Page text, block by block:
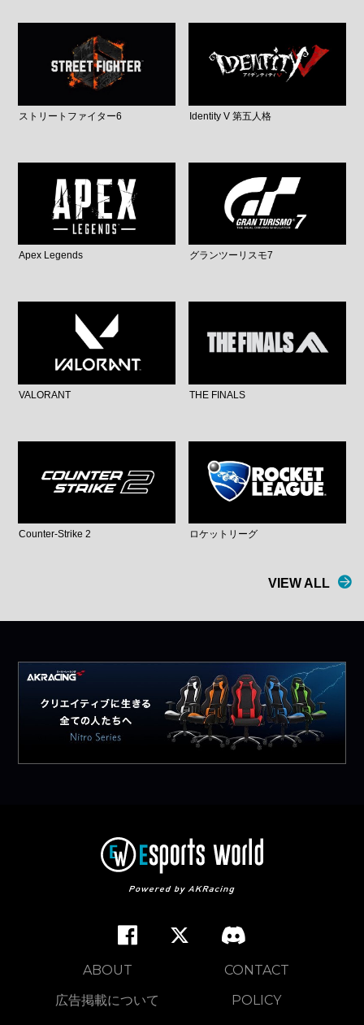
ストリートファイター6 Identity V 第五人格
Apex Legends グランツーリスモ7
VALORANT THE FINALS
Counter-Strike 2 ロケットリーグ
VIEW ALL
ABOUT
CONTACT
広告掲載について
POLICY